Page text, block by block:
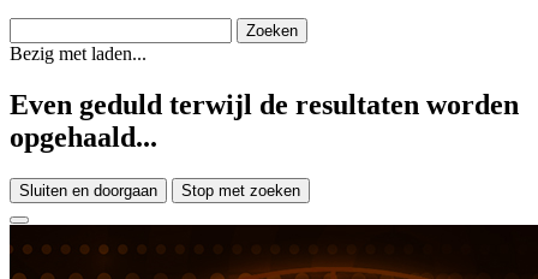
Bezig met laden...
Even geduld terwijl de resultaten worden
opgehaald...
Sluiten en doorgaan Stop met zoeken